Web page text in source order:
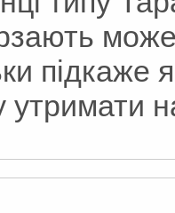
підкаже
утримати